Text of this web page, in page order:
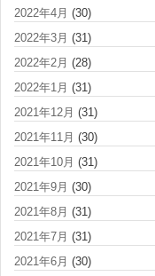
2022年4月 (30)
2022年3月 (31)
2022年2月 (28)
2022年1月 (31)
2021年12月 (31)
2021年11月 (30)
2021年10月 (31)
2021年9月 (30)
2021年8月 (31)
2021年7月 (31)
2021年6月 (30)